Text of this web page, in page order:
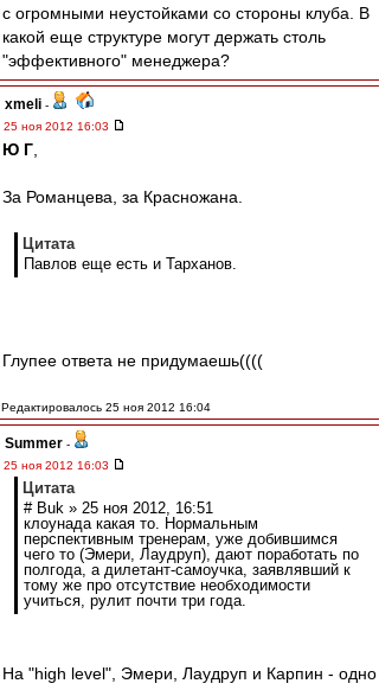
с огромными неустойками со стороны клуба. В
какой еще структуре могут держать столь
"эффективного" менеджера?
xmeli -
25 ноя 2012 16:03
Ю Г
За Романцева, за Красножана.
Цитата
Павлов еще есть и Тарханов.
Глупее ответа не придумаешь((((
Редактировалось 25 ноя 2012 16:04
Summer -
25 ноя 2012 16:03
Цитата
# Buk » 25 ноя 2012, 16:51
клоунада какая то. Нормальным
перспективным тренерам, уже добившимся
чего то (Эмери, Лаудруп), дают поработать по
полгода, а дилетант-самоучка, заявлявший к
тому же про отсутствие необходимости
учиться, рулит почти три года.
На "high level", Эмери, Лаудруп и Карпин - одно